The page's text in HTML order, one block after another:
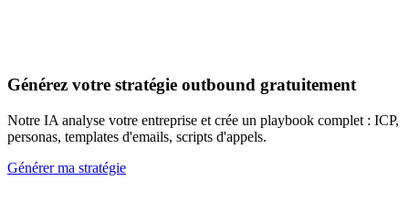
Découvrir les 20+ signaux
Générez votre stratégie outbound gratuitement
Notre IA analyse votre entreprise et crée un playbook complet : ICP,
personas, templates d'emails, scripts d'appels.
Générer ma stratégie